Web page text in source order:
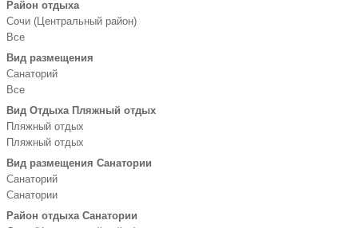
Район отдыха
Сочи (Центральный район)
Все
Вид размещения
Санаторий
Все
Вид Отдыха Пляжный отдых
Пляжный отдых
Пляжный отдых
Вид размещения Санатории
Санаторий
Санатории
Район отдыха Санатории